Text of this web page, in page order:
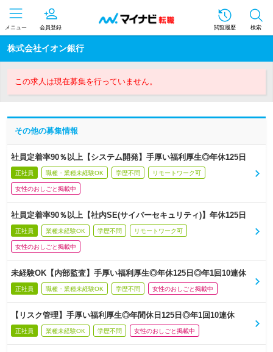
メニュー 会員登録 閲覧履歴 検索
株式会社イオン銀行
この求人は現在募集を行っていません。
その他の募集情報
社員定着率90％以上【システム開発】手厚い福利厚生◎年休125日
正社員 職種・業種未経験OK 学歴不問 リモートワーク可
女性のおしごと掲載中
社員定着率90％以上【社内SE(サイバーセキュリティ)】年休125日
正社員 業種未経験OK 学歴不問 リモートワーク可
女性のおしごと掲載中
未経験OK【内部監査】手厚い福利厚生◎年休125日◎年1回10連休
正社員 職種・業種未経験OK 学歴不問 女性のおしごと掲載中
【リスク管理】手厚い福利厚生◎年間休日125日◎年1回10連休
正社員 業種未経験OK 学歴不問 女性のおしごと掲載中